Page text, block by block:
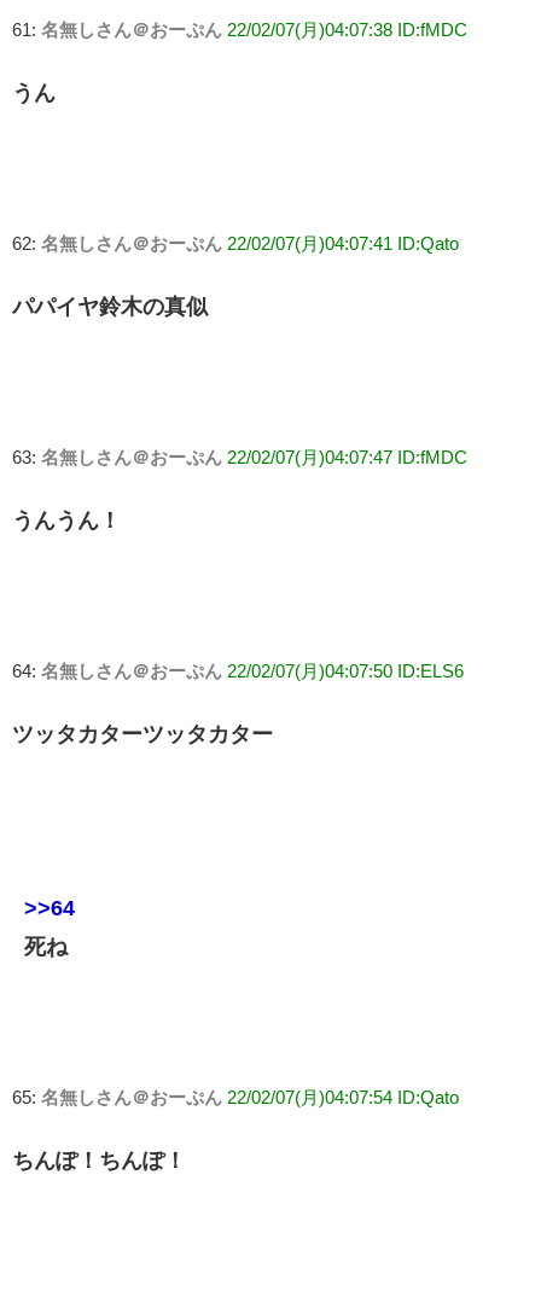
61: 名無しさん＠おーぷん 22/02/07(月)04:07:38 ID:fMDC
うん
62: 名無しさん＠おーぷん 22/02/07(月)04:07:41 ID:Qato
パパイヤ鈴木の真似
63: 名無しさん＠おーぷん 22/02/07(月)04:07:47 ID:fMDC
うんうん！
64: 名無しさん＠おーぷん 22/02/07(月)04:07:50 ID:ELS6
ツッタカターツッタカター
>>64
死ね
65: 名無しさん＠おーぷん 22/02/07(月)04:07:54 ID:Qato
ちんぽ！ちんぽ！